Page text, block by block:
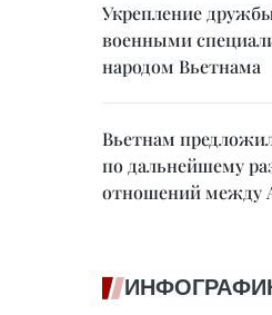
Укрепление
военными
народом Вьетнама
Вьетнам
по дальнейшему
отношений